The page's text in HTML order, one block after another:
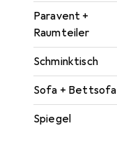
Paravent +
Raumteiler
Schminktisch
Sofa + Bettsofa
Spiegel